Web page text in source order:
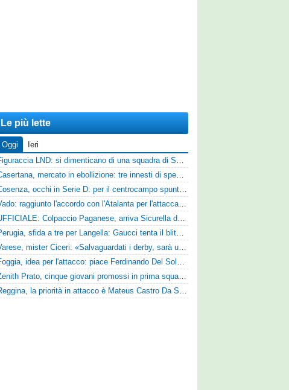
Le più lette
Oggi
Ieri
Figuraccia LND: si dimenticano di una squadra di Serie D, è da rifare il programma Coppa Italia
Casertana, mercato in ebollizione: tre innesti di spessore per lo scacchiere di Vinicio Espinal
Cosenza, occhi in Serie D: per il centrocampo spunta anche Gerardo Di Gilio
Vado: raggiunto l'accordo con l'Atalanta per l'attaccante Frederick Samuel Ndongue
UFFICIALE: Colpaccio Paganese, arriva Sicurella dalla Scafatese
Perugia, sfida a tre per Langella: Gaucci tenta il blitz per il centrocampista del Cosenza
Varese, mister Ciceri: «Salvaguardati i derby, sarà un campionato avvincente»
Foggia, idea per l'attacco: piace Ferdinando Del Sole dell'Ascoli
Zenith Prato, cinque giovani promossi in prima squadra
Reggina, la priorità in attacco è Mateus Castro Da Silva: ore decisive per la fumata bianca